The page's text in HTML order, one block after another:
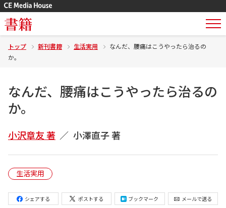
書籍
トップ 新刊書籍 生活実用
なんだ、腰痛はこうやったら治るの
か。
なんだ、腰痛はこうやったら治るの
か。
小沢章友 著 小澤直子 著
生活実用
シェアする ポストする ブックマーク メールで送る